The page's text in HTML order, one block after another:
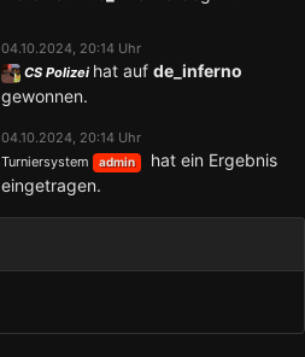
04.10.2024, 20:14 Uhr
CS Polizei hat auf de_inferno
gewonnen.
04.10.2024, 20:14 Uhr
Turniersystem
admin
hat ein Ergebnis
eingetragen.